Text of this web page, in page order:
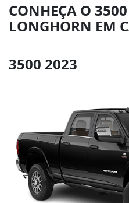
CONHEÇA O
LONGHORN EM
3500 2023